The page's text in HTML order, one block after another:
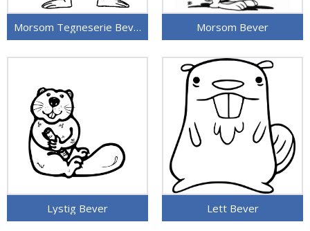
Morsom Tegneserie Bever Morsom Bever
Lystig Bever Lett Bever